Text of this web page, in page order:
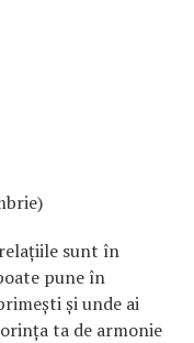
sunt în
pune în
și unde ai
ta de armonie